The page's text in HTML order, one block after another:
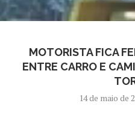
MOTORISTA FICA
ENTRE CARRO E
14 de maio de